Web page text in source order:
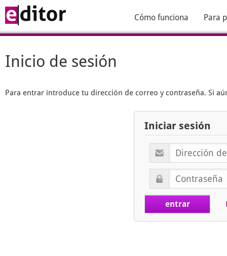
Cómo funciona Para
Inicio de sesión
Para entrar introduce tu dirección de correo y contraseña. Si
Iniciar sesión